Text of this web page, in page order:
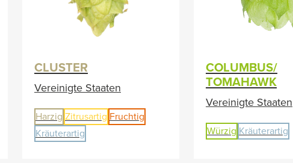
CLUSTER
Vereinigte Staaten
Harzig Zitrusartig Fruchtig
Kräuterartig
COLUMBUS/
TOMAHAWK
Vereinigte Staaten
Würzig Kräuterartig